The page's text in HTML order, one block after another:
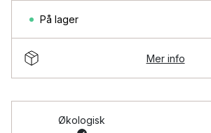
På lager
Mer info
Økologisk